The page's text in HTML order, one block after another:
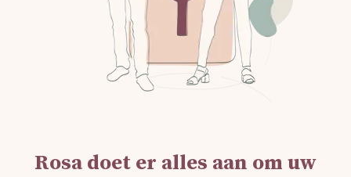
Rosa doet er alles aan om uw